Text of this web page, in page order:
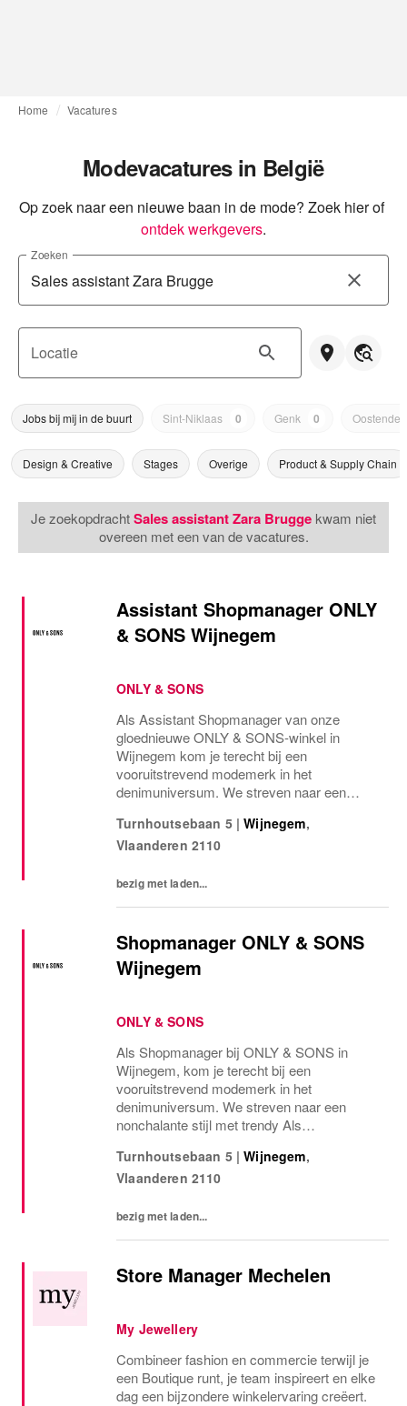
Home Vacatures
Modevacatures in België
Op zoek naar een nieuwe baan in de mode? Zoek hier of
ontdek werkgevers.
Zoeken
Locatie
Jobs bij mij in de buurt Sint-Niklaas 0 Genk 0 Oostende
Design & Creative Stages Overige Product & Supply Chain
Je zoekopdrachtSales assistant Zara Brugge kwam niet
overeen met een van de vacatures.
Assistant Shopmanager ONLY
& SONS Wijnegem
ONLY & SONS
Als Assistant Shopmanager van onze
gloednieuwe ONLY & SONS-winkel in
Wijnegem kom je terecht bij een
vooruitstrevend modemerk in het
denimuniversum. We streven naar een
commercieel rendabele items. Onze klanten
worden erkend als modebewust en met een
Turnhoutsebaan 5 | Wijnegem,
Vlaanderen 2110
bezig met laden...
Shopmanager ONLY & SONS
Wijnegem
ONLY & SONS
Als Shopmanager bij ONLY & SONS in
Wijnegem, kom je terecht bij een
vooruitstrevend modemerk in het
denimuniversum. We streven naar een
nonchalante stijl met trendy Als
SONS-winkel in Wijnegem kom je terecht bij
een vooruitstrevend modemerk in het...
Turnhoutsebaan 5 | Wijnegem,
Vlaanderen 2110
bezig met laden...
Store Manager Mechelen
My Jewellery
Combineer fashion en commercie terwijl je
een Boutique runt, je team inspireert en elke
dag een bijzondere winkelervaring creëert.